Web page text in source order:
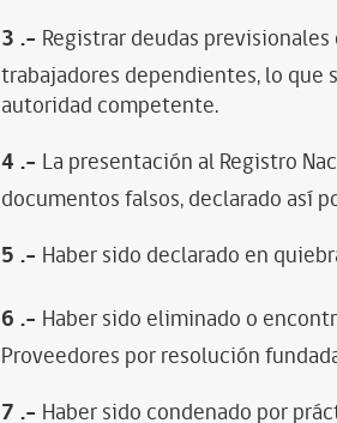
3 .- Registrar deudas
trabajadores dependientes, lo
autoridad competente.
4 .- La presentación al Registro
documentos falsos, declarado así
5 .- Haber sido declarado en
6 .- Haber sido eliminado o
Proveedores por resolución
7 .- Haber sido condenado por